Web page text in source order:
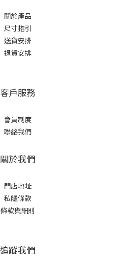
關於產品
尺寸指引
送貨安排
退貨安排
客戶服務
會員制度
聯絡我們
關於我們
門店地址
私隱條款
條款與細則
追蹤我們